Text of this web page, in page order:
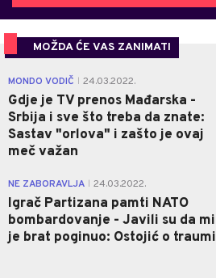
MOŽDA ĆE VAS ZANIMATI
MONDO VODIČ 24.03.2022.
Gdje je TV prenos Mađarska -
Srbija i sve što treba da znate:
Sastav "orlova" i zašto je ovaj
meč važan
NE ZABORAVLJA 24.03.2022.
Igrač Partizana pamti NATO
bombardovanje - Javili su da mi
je brat poginuo: Ostojić o traumi